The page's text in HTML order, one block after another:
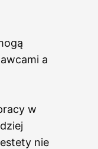
a
w
nie